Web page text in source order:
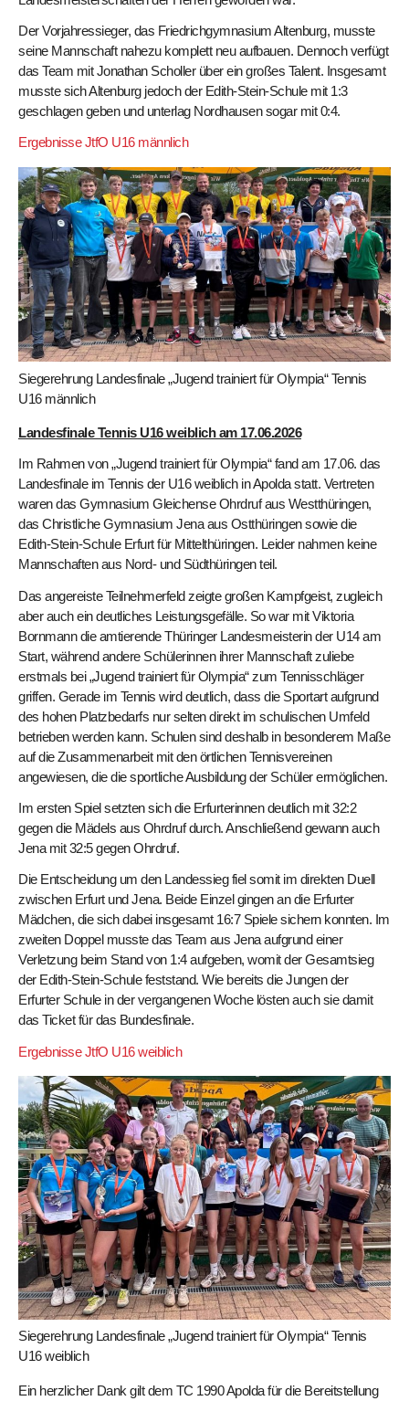
Der Vorjahressieger, das Friedrichgymnasium Altenburg, musste
seine Mannschaft nahezu komplett neu aufbauen. Dennoch verfügt
das Team mit Jonathan Scholler über ein großes Talent. Insgesamt
musste sich Altenburg jedoch der Edith-Stein-Schule mit 1:3
geschlagen geben und unterlag Nordhausen sogar mit 0:4.
Ergebnisse JtfO U16 männlich
Siegerehrung Landesfinale „Jugend trainiert für Olympia“ Tennis
U16 männlich
Landesfinale Tennis U16 weiblich am 17.06.2026
Im Rahmen von „Jugend trainiert für Olympia“ fand am 17.06. das
Landesfinale im Tennis der U16 weiblich in Apolda statt. Vertreten
waren das Gymnasium Gleichense Ohrdruf aus Westthüringen,
das Christliche Gymnasium Jena aus Ostthüringen sowie die
Edith-Stein-Schule Erfurt für Mittelthüringen. Leider nahmen keine
Mannschaften aus Nord- und Südthüringen teil.
Das angereiste Teilnehmerfeld zeigte großen Kampfgeist, zugleich
aber auch ein deutliches Leistungsgefälle. So war mit Viktoria
Bornmann die amtierende Thüringer Landesmeisterin der U14 am
Start, während andere Schülerinnen ihrer Mannschaft zuliebe
erstmals bei „Jugend trainiert für Olympia“ zum Tennisschläger
griffen. Gerade im Tennis wird deutlich, dass die Sportart aufgrund
des hohen Platzbedarfs nur selten direkt im schulischen Umfeld
betrieben werden kann. Schulen sind deshalb in besonderem Maße
auf die Zusammenarbeit mit den örtlichen Tennisvereinen
angewiesen, die die sportliche Ausbildung der Schüler ermöglichen.
Im ersten Spiel setzten sich die Erfurterinnen deutlich mit 32:2
gegen die Mädels aus Ohrdruf durch. Anschließend gewann auch
Jena mit 32:5 gegen Ohrdruf.
Die Entscheidung um den Landessieg fiel somit im direkten Duell
zwischen Erfurt und Jena. Beide Einzel gingen an die Erfurter
Mädchen, die sich dabei insgesamt 16:7 Spiele sichern konnten. Im
zweiten Doppel musste das Team aus Jena aufgrund einer
Verletzung beim Stand von 1:4 aufgeben, womit der Gesamtsieg
der Edith-Stein-Schule feststand. Wie bereits die Jungen der
Erfurter Schule in der vergangenen Woche lösten auch sie damit
das Ticket für das Bundesfinale.
Ergebnisse JtfO U16 weiblich
Siegerehrung Landesfinale „Jugend trainiert für Olympia“ Tennis
U16 weiblich
Ein herzlicher Dank gilt dem TC 1990 Apolda für die Bereitstellung